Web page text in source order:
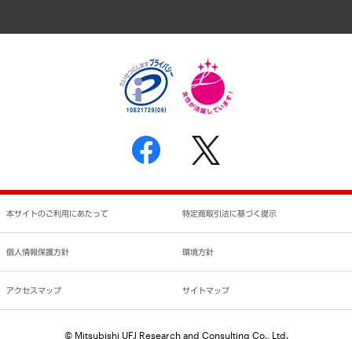
個人情報保護方針
反社会的勢力に対する基本方針
書面による個人情報の開示等の請求の手続きについて
本サイトのご利用にあたって 特定商取引法に基づく提示
個人情報保護方針 環境方針
アクセスマップ サイトマップ
© Mitsubishi UFJ Research and Consulting Co., Ltd.